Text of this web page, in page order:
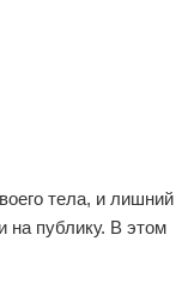
тела, и лишний
на публику. В этом